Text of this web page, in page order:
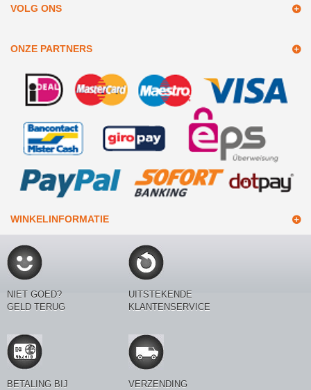
VOLG ONS
ONZE PARTNERS
WINKELINFORMATIE
NIET GOED?
GELD TERUG
UITSTEKENDE
KLANTENSERVICE
BETALING BIJ VERZENDING